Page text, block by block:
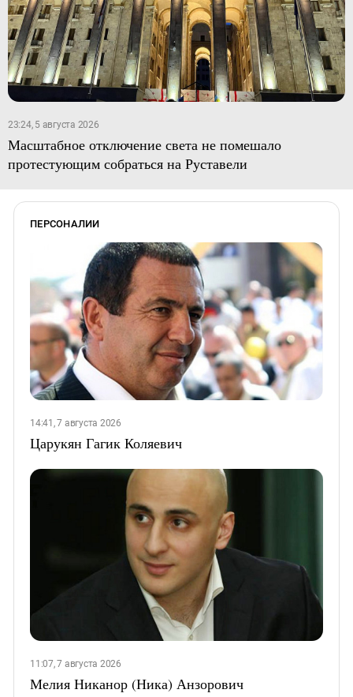
23:24, 5 августа 2026
Масштабное отключение света не помешало
протестующим собраться на Руставели
ПЕРСОНАЛИИ
14:41, 7 августа 2026
Царукян Гагик Коляевич
11:07, 7 августа 2026
Мелия Никанор (Ника) Анзорович